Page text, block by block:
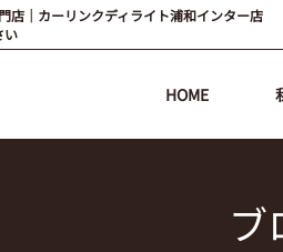
店｜カーリンクディライト浦和インター店
い
HOME
ブ